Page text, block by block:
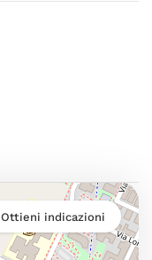
Ottieni indicazioni